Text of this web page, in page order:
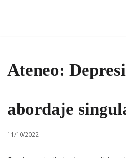
Ateneo:
abordaje
11/10/2022